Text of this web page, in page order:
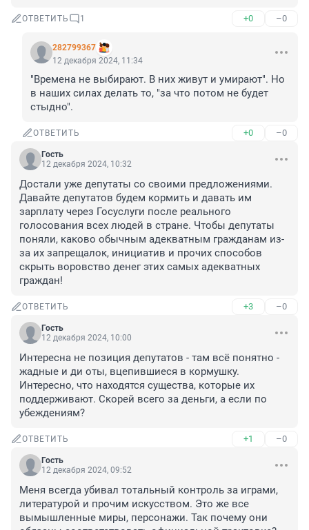
ОТВЕТИТЬ 1 +0 –0
282799367
12 декабря 2024, 11:34
"Времена не выбирают. В них живут и умирают". Но
в наших силах делать то, "за что потом не будет
стыдно".
ОТВЕТИТЬ +0 –0
Гость
12 декабря 2024, 10:32
Достали уже депутаты со своими предложениями.
Давайте депутатов будем кормить и давать им
зарплату через Госуслуги после реального
голосования всех людей в стране. Чтобы депутаты
поняли, каково обычным адекватным гражданам из-
за их запрещалок, инициатив и прочих способов
скрыть воровство денег этих самых адекватных
граждан!
ОТВЕТИТЬ +3 –0
Гость
12 декабря 2024, 10:00
Интересна не позиция депутатов - там всё понятно -
жадные и ди оты, вцепившиеся в кормушку.
Интересно, что находятся существа, которые их
поддерживают. Скорей всего за деньги, а если по
убеждениям?
ОТВЕТИТЬ +1 –0
Гость
12 декабря 2024, 09:52
Меня всегда убивал тотальный контроль за играми,
литературой и прочим искусством. Это же все
вымышленные миры, персонажи. Так почему они